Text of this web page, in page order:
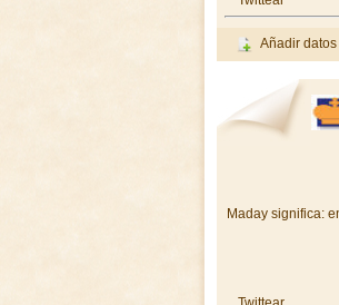
Añadir datos
Maday significa: